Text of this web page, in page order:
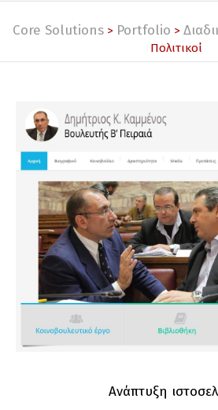
Core Solutions > Portfolio >
Πολιτικοί
Ανάπτυξη